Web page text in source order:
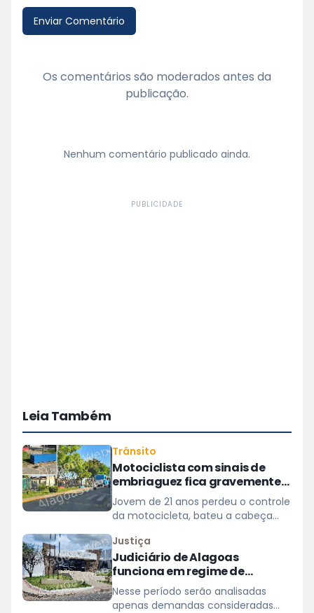
Enviar Comentário
Os comentários são moderados antes da
publicação.
Nenhum comentário publicado ainda.
PUBLICIDADE
Leia Também
Trânsito
Motociclista com sinais de
embriaguez fica gravemente
ferido após acidente em São
Miguel dos Campos
Jovem de 21 anos perdeu o controle
da motocicleta, bateu a cabeça
Justiça
Judiciário de Alagoas
funciona em regime de
plantão nos dias 10 e 11 de
agosto
Nesse período serão analisadas
apenas demandas consideradas